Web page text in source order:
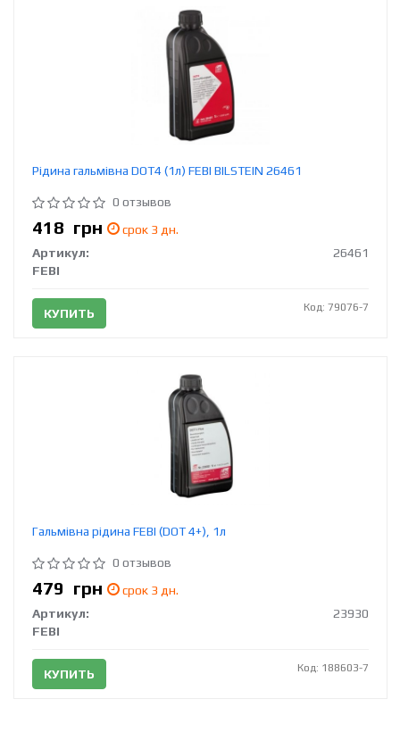
Рідина гальмівна DOT4 (1л) FEBI BILSTEIN 26461
0 отзывов
418 грн
срок 3 дн.
Артикул:
26461
FEBI
КУПИТЬ Код: 79076-7
Гальмівна рідина FEBI (DOT 4+), 1л
0 отзывов
479 грн
срок 3 дн.
Артикул:
23930
FEBI
КУПИТЬ Код: 188603-7